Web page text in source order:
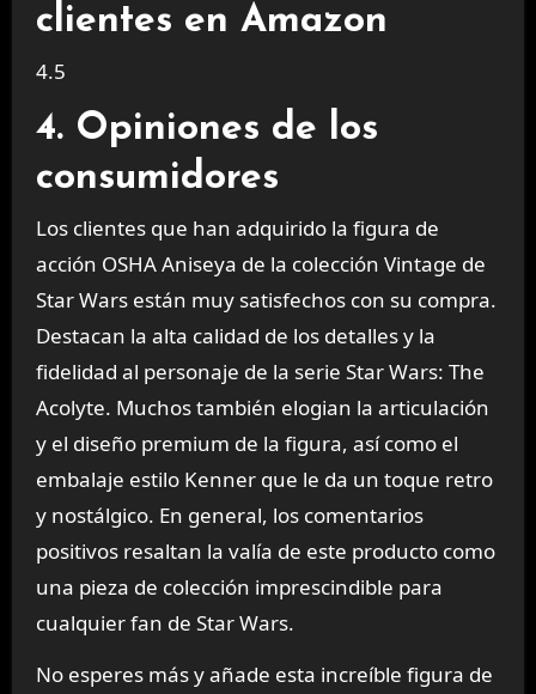
clientes en Amazon
4.5
4. Opiniones de los
consumidores
Los clientes que han adquirido la figura de
acción OSHA Aniseya de la colección Vintage de
Star Wars están muy satisfechos con su compra.
Destacan la alta calidad de los detalles y la
fidelidad al personaje de la serie Star Wars: The
Acolyte. Muchos también elogian la articulación
y el diseño premium de la figura, así como el
embalaje estilo Kenner que le da un toque retro
y nostálgico. En general, los comentarios
positivos resaltan la valía de este producto como
una pieza de colección imprescindible para
cualquier fan de Star Wars.
No esperes más y añade esta increíble figura de